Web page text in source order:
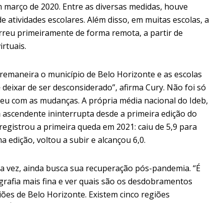
de 2020. Entre as diversas medidas, houve
atividades escolares. Além disso, em muitas escolas, a
primeiramente de forma remota, a partir de
o município de Belo Horizonte e as escolas
de ser desconsiderado”, afirma Cury. Não foi só
com as mudanças. A própria média nacional do Ideb,
ininterrupta desde a primeira edição do
a primeira queda em 2021: caiu de 5,9 para
edição, voltou a subir e alcançou 6,0.
vez, ainda busca sua recuperação pós-pandemia. “É
mais fina e ver quais são os desdobramentos
de Belo Horizonte. Existem cinco regiões